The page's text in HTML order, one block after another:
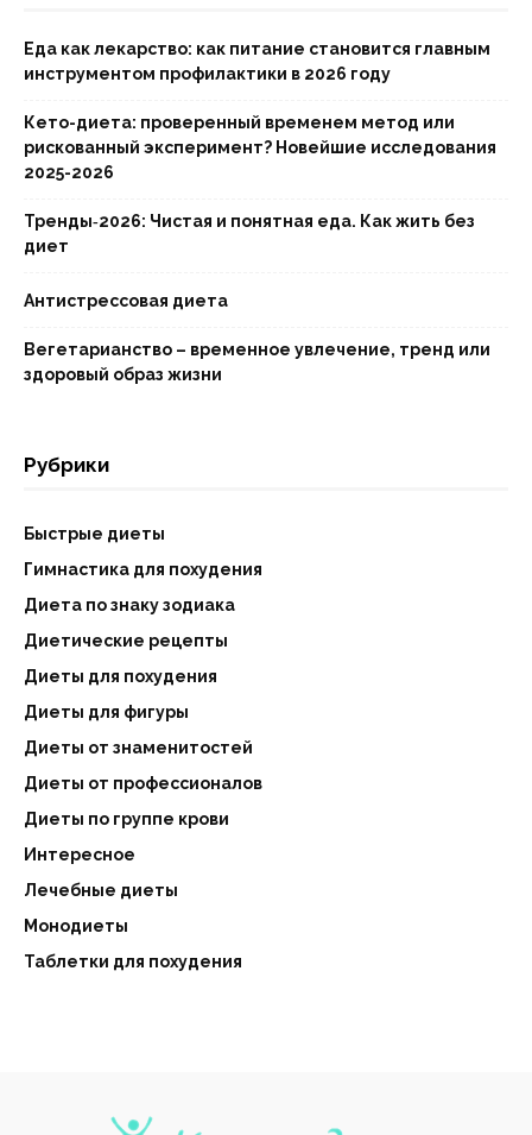
Еда как лекарство: как питание становится главным
инструментом профилактики в 2026 году
Кето-диета: проверенный временем метод или
рискованный эксперимент? Новейшие исследования
2025-2026
Тренды‑2026: Чистая и понятная еда. Как жить без
диет
Антистрессовая диета
Вегетарианство – временное увлечение, тренд или
здоровый образ жизни
Рубрики
Быстрые диеты
Гимнастика для похудения
Диета по знаку зодиака
Диетические рецепты
Диеты для похудения
Диеты для фигуры
Диеты от знаменитостей
Диеты от профессионалов
Диеты по группе крови
Интересное
Лечебные диеты
Монодиеты
Таблетки для похудения